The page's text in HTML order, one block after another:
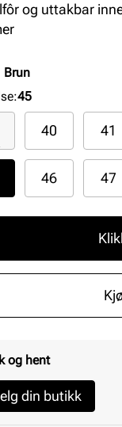
og uttakbar
en lett, fleksibel
Brun
:45
40 41
46 47
og hent
din butikk